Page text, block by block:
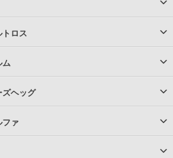
トロス
ム
ズヘッグ
ファ